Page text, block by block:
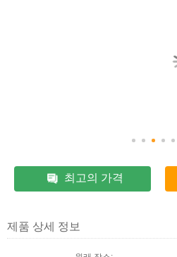
최고의 가격
제품 상세 정보